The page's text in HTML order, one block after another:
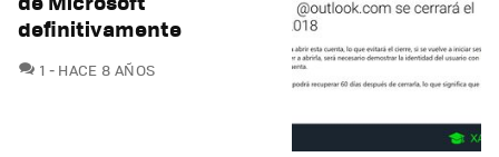
definitivamente
1 COMENTARIOS
HACE 8 AÑOS